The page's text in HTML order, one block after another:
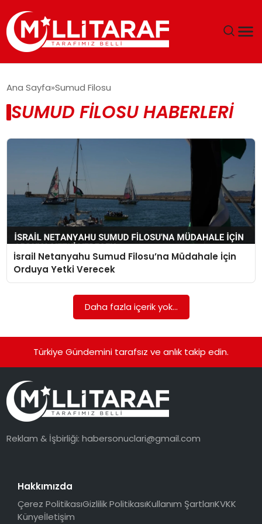
ÖZEL SAYFALAR
TEKNOLOJI
SPOR
SIYASET
MAGAZIN
Ana Sayfa Sumud Filosu
SUMUD FILOSU HABERLERI
İsrail Netanyahu Sumud Filosu’na Müdahale İçin
Orduya Yetki Verecek
Daha fazla içerik yok...
Türkiye Gündemini tarafsız ve anlık takip edin.
Reklam & İşbirliği:habersonuclari@gmail.com
Hakkımızda
Çerez PolitikasıGizlilik PolitikasıKullanım ŞartlarıKVKK
Künyeİletişim